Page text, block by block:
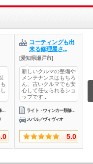
ライト・ウィンカー類修理・整備
コーティングも出
来る修理屋さ...
[愛知県瀬戸市]
新しいクルマの整備や
メンテナンスはもちろ
ん、古いクルマでも安
心して任せられるショ
ップです...
ライト・ウィンカー類修理・整備
スバル／ヴィヴィオ
5.0